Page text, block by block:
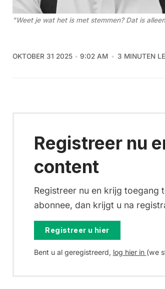
"Weet je wat het is met stemmen? Dat is
OKTOBER 31 2025 9:02 AM 3 MINUTEN
Registreer nu
content
Registreer nu en krijg
abonnee, dan krijgt u na
Registreer u hier
Bent u al geregistreerd, log hier in (we